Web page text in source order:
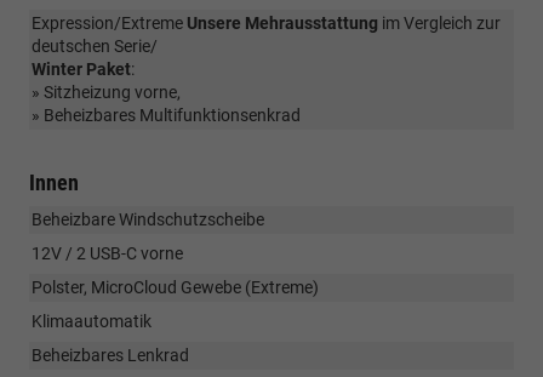
Expression/Extreme Unsere Mehrausstattung im Vergleich zur
deutschen Serie/
Winter Paket:
» Sitzheizung vorne,
» Beheizbares Multifunktionsenkrad
Innen
Beheizbare Windschutzscheibe
12V / 2 USB-C vorne
Polster, MicroCloud Gewebe (Extreme)
Klimaautomatik
Beheizbares Lenkrad